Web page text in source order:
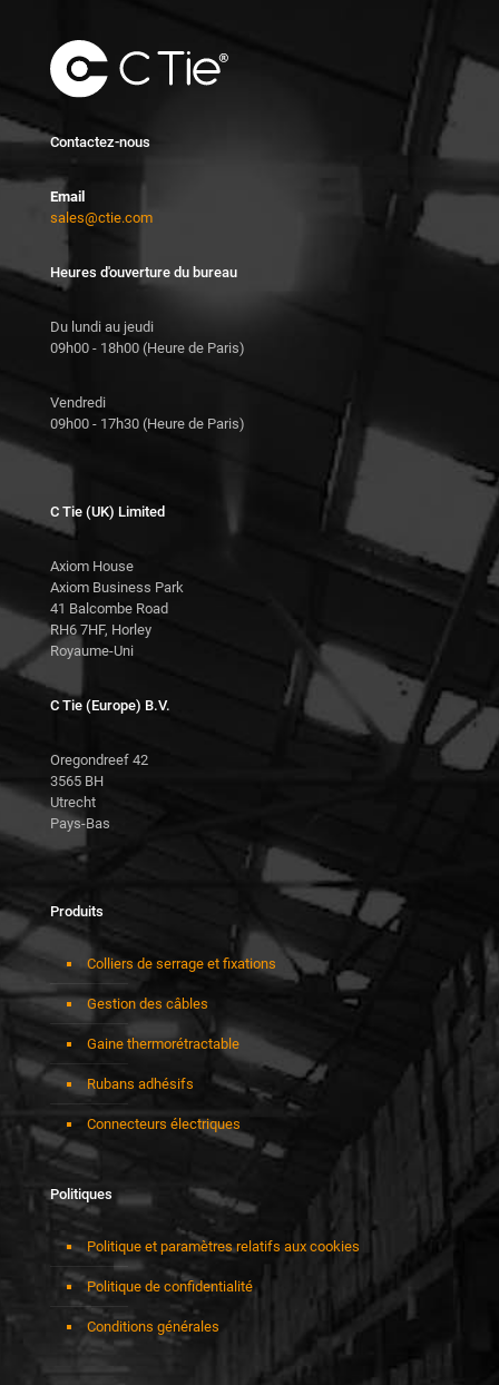
Contactez-nous
Email
sales@ctie.com
Heures d'ouverture du bureau
Du lundi au jeudi
09h00 - 18h00 (Heure de Paris)
Vendredi
09h00 - 17h30 (Heure de Paris)
C Tie (UK) Limited
Axiom House
Axiom Business Park
41 Balcombe Road
RH6 7HF, Horley
Royaume-Uni
C Tie (Europe) B.V.
Oregondreef 42
3565 BH
Utrecht
Pays-Bas
Produits
Colliers de serrage et fixations
Gestion des câbles
Gaine thermorétractable
Rubans adhésifs
Connecteurs électriques
Politiques
Politique et paramètres relatifs aux cookies
Politique de confidentialité
Conditions générales